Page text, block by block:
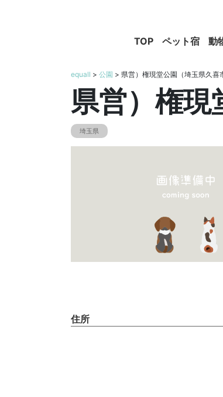
TOP ペット宿 動
equall > 公園 > 県営）権現堂公園（埼玉県久喜
県営）権現
埼玉県
住所